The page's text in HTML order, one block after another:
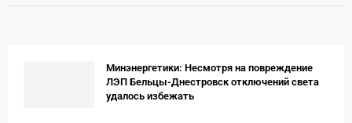
Минэнергетики: Несмотря на повреждение
ЛЭП Бельцы-Днестровск отключений света
удалось избежать